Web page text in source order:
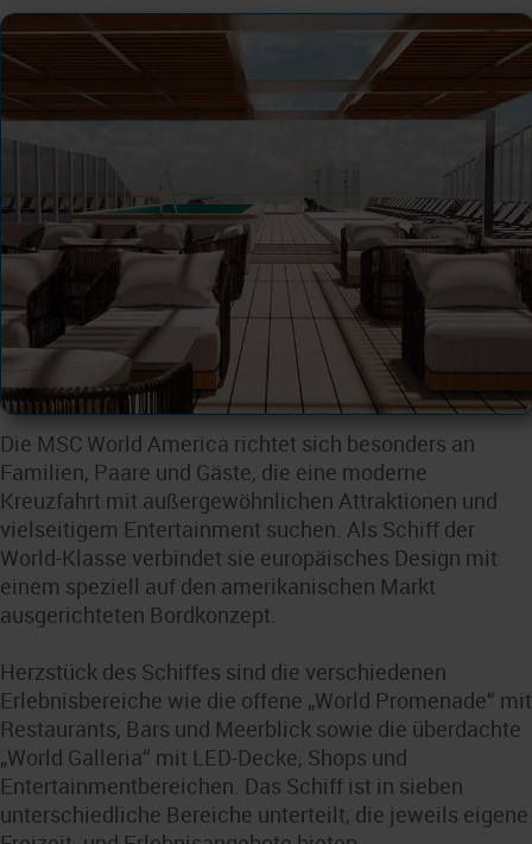
Die MSC World America richtet sich besonders an
Familien, Paare und Gäste, die eine moderne
Kreuzfahrt mit außergewöhnlichen Attraktionen und
vielseitigem Entertainment suchen. Als Schiff der
World-Klasse verbindet sie europäisches Design mit
einem speziell auf den amerikanischen Markt
ausgerichteten Bordkonzept.
Herzstück des Schiffes sind die verschiedenen
Erlebnisbereiche wie die offene „World Promenade“ mit
Restaurants, Bars und Meerblick sowie die überdachte
„World Galleria“ mit LED-Decke, Shops und
Entertainmentbereichen. Das Schiff ist in sieben
unterschiedliche Bereiche unterteilt, die jeweils eigene